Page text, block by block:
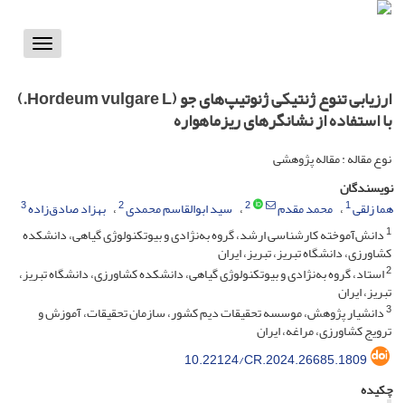
Toggle
ارزیابی تنوع ژنتیکی ژنوتیپ‌های جو (Hordeum vulgare L.)
با استفاده از نشانگرهای ریزماهواره
نوع مقاله : مقاله پژوهشی
نویسندگان
هما زلقی1 محمد مقدم 2 سید ابوالقاسم محمدی2 بهزاد صادق‌زاده3
1دانش‌آموخته کارشناسی ارشد، گروه به‌نژادی و بیوتکنولوژی گیاهی، دانشکده
کشاورزی، دانشگاه تبریز، تبریز، ایران
2استاد، گروه به‌نژادی و بیوتکنولوژی گیاهی، دانشکده کشاورزی، دانشگاه تبریز،
تبریز، ایران
3دانشیار پژوهش، موسسه تحقیقات دیم کشور، سازمان تحقیقات، آموزش و
ترویج کشاورزی، مراغه، ایران
10.22124/CR.2024.26685.1809
چکیده